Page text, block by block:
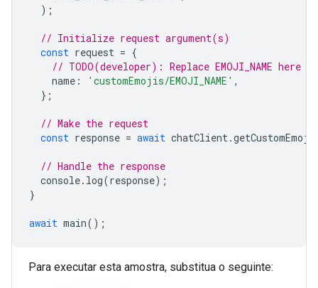
);
// Initialize request argument(s)
const request = {
// TODO(developer): Replace EMOJI_NAME here
name : 'customEmojis/EMOJI_NAME' ,
};
// Make the request
const response = await chatClient.getCustomEmoji
// Handle the response
console. log(response);
}
await main();
Para executar esta amostra, substitua o seguinte: